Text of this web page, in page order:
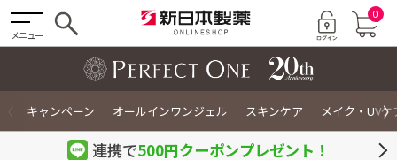
メニュー
0
キャンペーン オールインワンジェル スキンケア メイク・UVケ
〉
連携で500円クーポンプレゼント！